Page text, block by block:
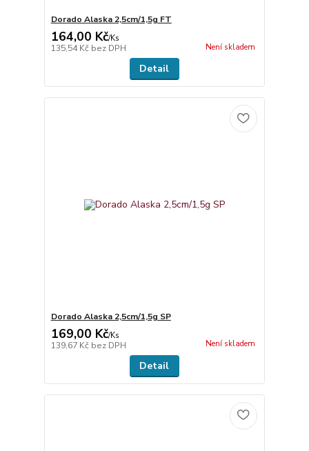
Dorado Alaska 2,5cm/1,5g FT
164,00 Kč/Ks
135,54 Kč bez DPH Není skladem
Detail
Dorado Alaska 2,5cm/1,5g SP
169,00 Kč/Ks
139,67 Kč bez DPH Není skladem
Detail